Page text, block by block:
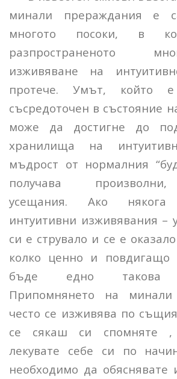
минали прераждания е
многото посоки, в
разпространеното
изживяване на
протече. Умът, който
съсредоточен в състояние
може да достигне до
хранилища на
мъдрост от нормалния
получава
усещания. Ако
интуитивни изживявания –
си е струвало и се е
колко ценно и
бъде едно такова
Припомнянето на минали
често се изживява по
се сякаш си спомняте ,
лекувате себе си по
необходимо да обяснявате